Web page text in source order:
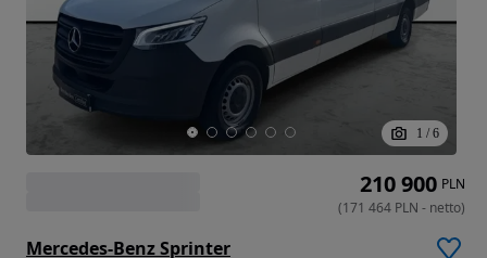
1 / 6
Mercedes-Benz Sprinter
210 900 PLN
(171 464 PLN - netto)